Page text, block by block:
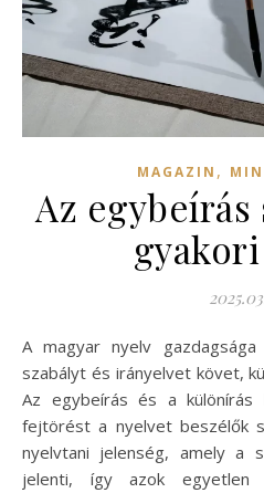
MAGAZIN ,
Az egybeírás
A magyar nyelv gazdagsága és sokszínűsége számos
szabályt és irányelvet követ,
Az egybeírás és a különírás
fejtörést a nyelvet beszélők
nyelvtani jelenség, amely a
jelenti, így azok egyetlen